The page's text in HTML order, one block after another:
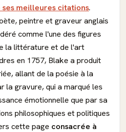
ses meilleures citations.
peintre et graveur anglais
comme l'une des figures
la littérature et de l'art
en 1757, Blake a produit
allant de la poésie à la
la gravure, qui a marqué les
émotionnelle que par sa
philosophiques et politiques
cette page consacrée à